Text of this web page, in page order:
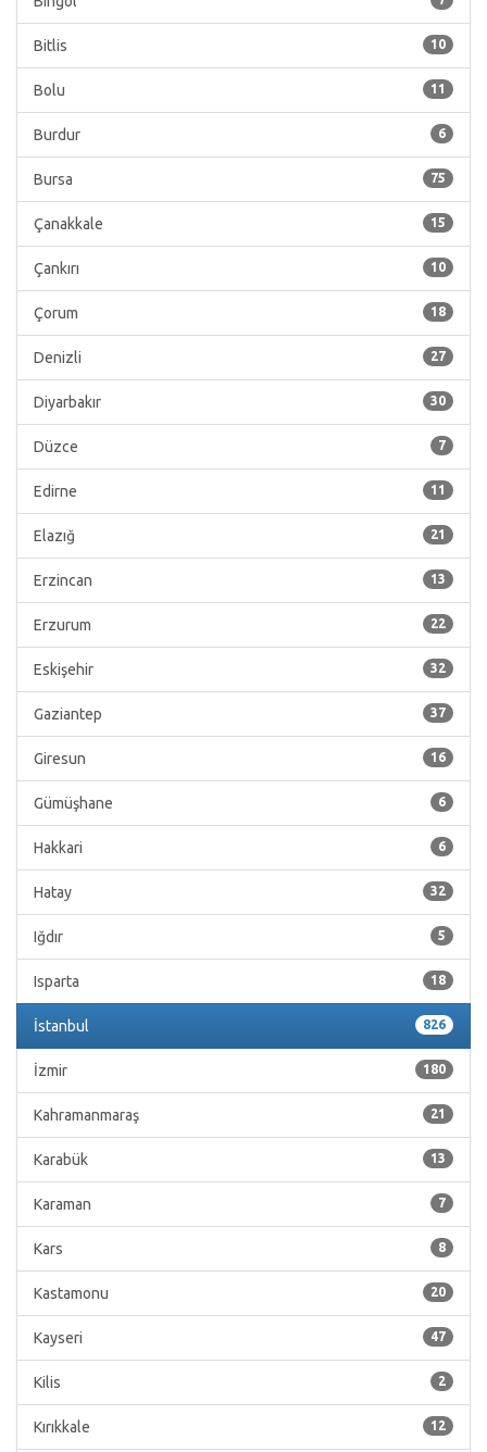
10
Bitlis
11
Bolu
6
Burdur
75
Bursa
15
Çanakkale
10
Çankırı
18
Çorum
27
Denizli
30
Diyarbakır
7
Düzce
11
Edirne
21
Elazığ
13
Erzincan
22
Erzurum
32
Eskişehir
37
Gaziantep
16
Giresun
6
Gümüşhane
6
Hakkari
32
Hatay
5
Iğdır
18
Isparta
826
İstanbul
180
İzmir
21
Kahramanmaraş
13
Karabük
7
Karaman
8
Kars
20
Kastamonu
47
Kayseri
2
Kilis
12
Kırıkkale